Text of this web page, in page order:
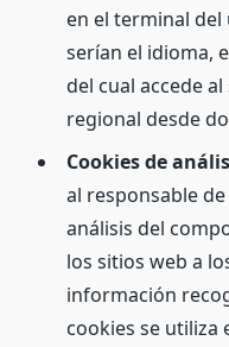
en el terminal
serían el idioma,
del cual accede
regional desde
Cookies de
al responsable
análisis del
los sitios web a
información
cookies se utiliza